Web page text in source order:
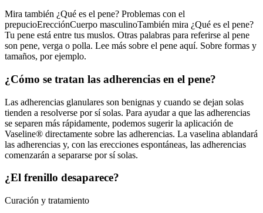
Mira también ¿Qué es el pene? Problemas con el
prepucioErecciónCuerpo masculinoTambién mira ¿Qué es el pene?
Tu pene está entre tus muslos. Otras palabras para referirse al pene
son pene, verga o polla. Lee más sobre el pene aquí. Sobre formas y
tamaños, por ejemplo.
¿Cómo se tratan las adherencias en el pene?
Las adherencias glanulares son benignas y cuando se dejan solas
tienden a resolverse por sí solas. Para ayudar a que las adherencias
se separen más rápidamente, podemos sugerir la aplicación de
Vaseline® directamente sobre las adherencias. La vaselina ablandará
las adherencias y, con las erecciones espontáneas, las adherencias
comenzarán a separarse por sí solas.
¿El frenillo desaparece?
Curación y tratamiento